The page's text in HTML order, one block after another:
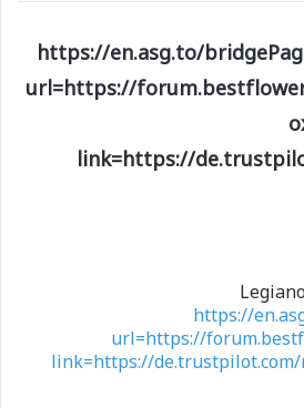
https://en.asg.to/
url=https://
link=https://
https://
url=https://
link=https://